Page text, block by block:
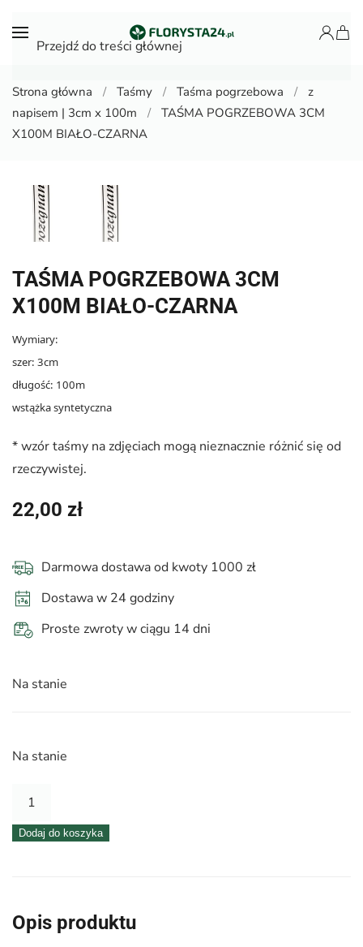
Przejdź do treści głównej
Strona główna Taśmy Taśma pogrzebowa
z
napisem | 3cm x 100m
TAŚMA POGRZEBOWA 3CM
X100M BIAŁO-CZARNA
TAŚMA POGRZEBOWA 3CM
X100M BIAŁO-CZARNA
Wymiary:
szer: 3cm
długość: 100m
wstążka syntetyczna
* wzór taśmy na zdjęciach mogą nieznacznie różnić się od
rzeczywistej.
22,00 zł
Darmowa dostawa od kwoty 1000 zł
Dostawa w 24 godziny
Proste zwroty w ciągu 14 dni
Na stanie
Na stanie
ilość
POGRZEBOWA
CZARNA
Dodaj do koszyka
Opis produktu